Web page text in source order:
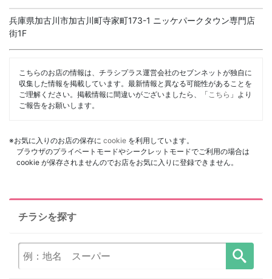
兵庫県加古川市加古川町寺家町173-1 ニッケパークタウン専門店
街1F
こちらのお店の情報は、チラシプラス運営会社のセブンネットが独自に
収集した情報を掲載しています。最新情報と異なる可能性があることを
ご理解ください。掲載情報に間違いがございましたら、「 こちら 」より
ご報告をお願いします。
※お気に入りのお店の保存に cookie を利用しています。
ブラウザのプライベートモードやシークレットモードでご利用の場合は
cookie が保存されませんのでお店をお気に入りに登録できません。
チラシを探す